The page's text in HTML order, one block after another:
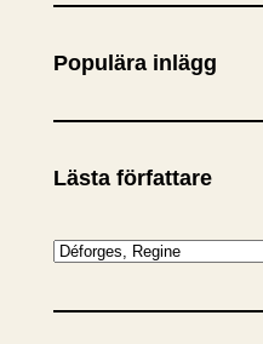
k
Populära inlägg
Lästa författare
K
t